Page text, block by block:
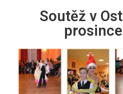
Soutěž v